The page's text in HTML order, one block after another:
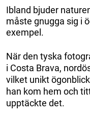
Ibland bjuder
måste gnugga sig i
exempel.
När den tyska
i Costa Brava,
vilket unikt
han kom hem och
upptäckte det.